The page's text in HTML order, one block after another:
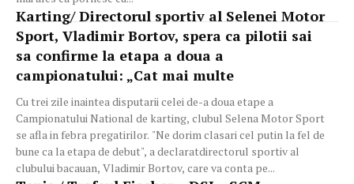
Karting/ Directorul sportiv al Selenei Motor
Sport, Vladimir Bortov, spera ca pilotii sai
sa confirme la etapa a doua a
campionatului: „Cat mai multe
Cu trei zile inaintea disputarii celei de-a doua etape a
Campionatului National de karting, clubul Selena Motor Sport
se afla in febra pregatirilor. "Ne dorim clasari cel putin la fel de
bune ca la etapa de debut", a declaratdirectorul sportiv al
clubului bacauan, Vladimir Bortov, care va conta pe...